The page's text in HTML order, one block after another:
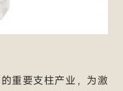
重要支柱产业，为激